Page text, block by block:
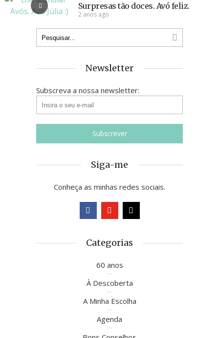
Surpresas tão doces. Avó feliz.
2 anos ago
Newsletter
Subscreva a nossa newsletter:
Siga-me
Conheça as minhas redes sociais.
Categorias
60 anos
À Descoberta
A Minha Escolha
Agenda